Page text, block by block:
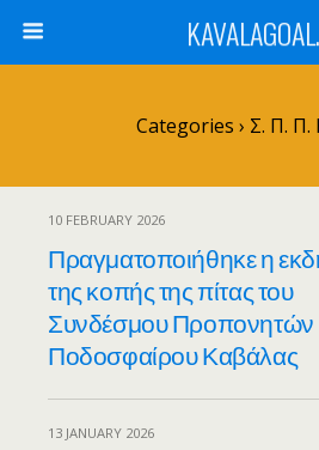
Categories › Σ. Π.
10 FEBRUARY 2026
Πραγματοποιήθηκε η
της κοπής της πίτας του
Συνδέσμου Προπονητών
Ποδοσφαίρου Καβάλας
13 JANUARY 2026